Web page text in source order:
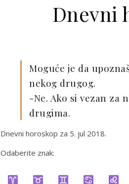
Dnevni
Moguće je da
nekog drugog.
-Ne. Ako si vezan za
drugima.
Dnevni horoskop za 5. jul 2018.
Odaberite znak: